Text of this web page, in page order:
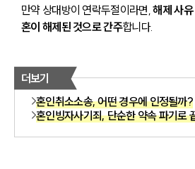
만약 상대방이 연락두절이라면, 해제 사
혼이 해제된 것으로 간주합니다.
더보기
혼인취소소송, 어떤 경우에 인정될까?
혼인빙자사기죄, 단순한 약속 파기로